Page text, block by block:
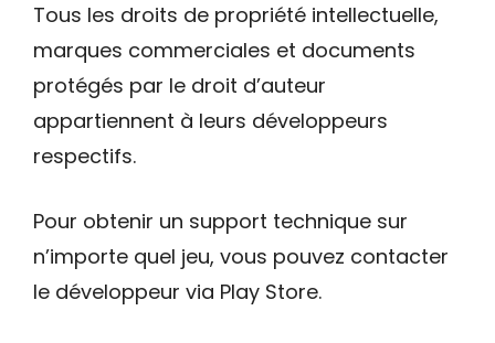
Tous les droits de propriété intellectuelle,
marques commerciales et documents
protégés par le droit d’auteur
appartiennent à leurs développeurs
respectifs.
Pour obtenir un support technique sur
n’importe quel jeu, vous pouvez contacter
le développeur via Play Store.